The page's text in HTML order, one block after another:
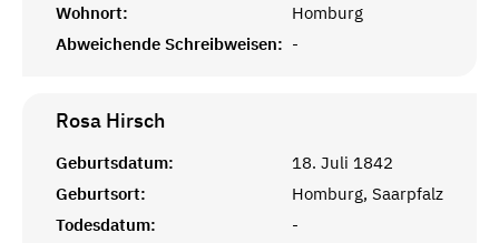
Wohnort:
Homburg
Abweichende Schreibweisen: -
Rosa Hirsch
Geburtsdatum:
18. Juli 1842
Geburtsort:
Homburg, Saarpfalz
Todesdatum:
-